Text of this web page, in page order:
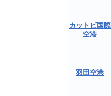
カットビ国際
空港
羽田空港